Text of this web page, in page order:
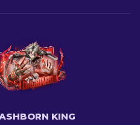
KING